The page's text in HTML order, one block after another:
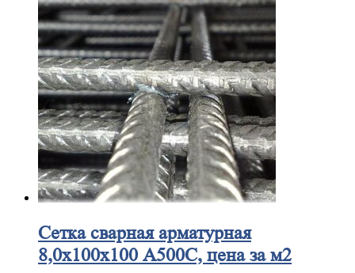
Сеткасварная арматурная
8,0х100х100 А500С, цена за м2